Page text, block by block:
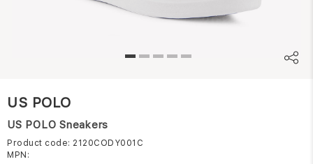
US POLO
US POLO Sneakers
Product code: 2120CODY001C
MPN: